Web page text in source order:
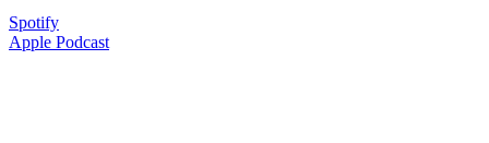
Spotify
Apple Podcast